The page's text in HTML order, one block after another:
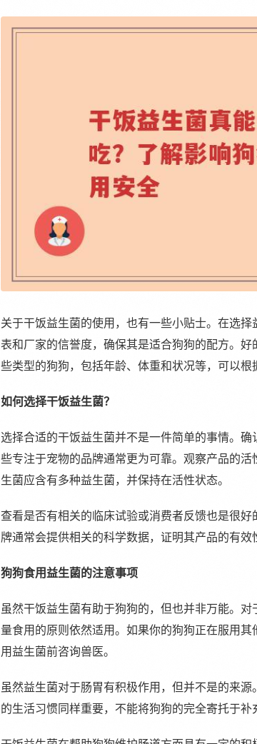
关于干饭益生菌的使用，也有一些小贴士。在选
表和厂家的信誉度，确保其是适合狗狗的配方。
些类型的狗狗，包括年龄、体重和状况等，可以根
如何选择干饭益生菌？
选择合适的干饭益生菌并不是一件简单的事情。
些专注于宠物的品牌通常更为可靠。观察产品的
生菌应含有多种益生菌，并保持在活性状态。
查看是否有相关的临床试验或消费者反馈也是很
牌通常会提供相关的科学数据，证明其产品的有效
狗狗食用益生菌的注意事项
虽然干饭益生菌有助于狗狗的，但也并非万能。
量食用的原则依然适用。如果你的狗狗正在服用
用益生菌前咨询兽医。
虽然益生菌对于肠胃有积极作用，但并不是的来
的生活习惯同样重要，不能将狗狗的完全寄托于补